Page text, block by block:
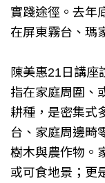
實踐途徑。去年
在屏東霧台、瑪
陳美惠21日講座
指在家庭周圍、
耕種，是密集式
台、家庭周邊畸
樹木與農作物。
或可食地景；更